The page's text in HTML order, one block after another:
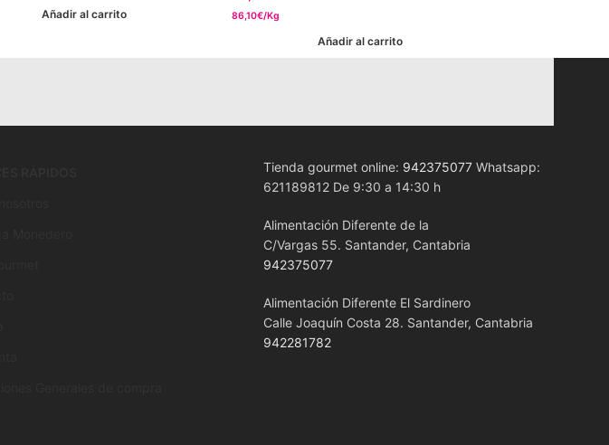
Añadir al carrito 86,10€/Kg
Añadir al carrito
Tienda gourmet online: 942375077Whatsapp:
621189812 De 9:30 a 14:30 h
Alimentación Diferente de la
C/Vargas 55. Santander, Cantabria
942375077
Alimentación Diferente El Sardinero
Calle Joaquín Costa 28. Santander, Cantabria
942281782